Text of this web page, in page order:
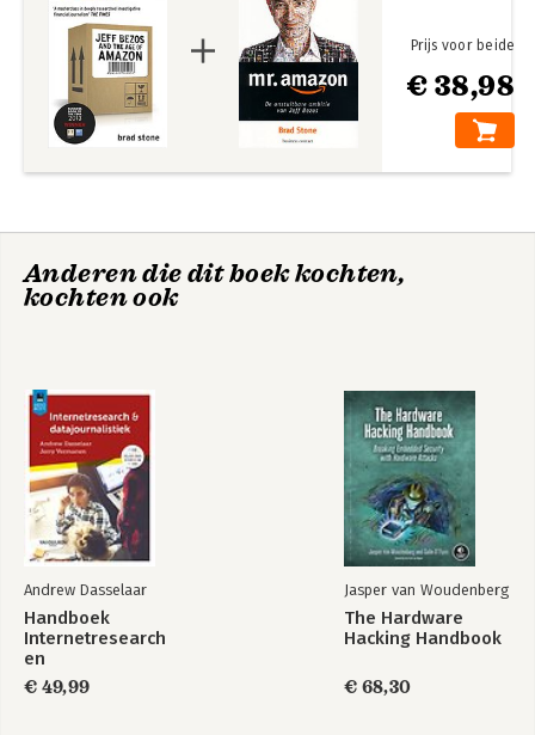
Bekijk alle boeken
Appendix
€ 38,98
Prijs voor beide
Anderen die dit boek kochten,
kochten ook
Andrew Dasselaar
Handboek
Internetresearch
en
datajournalistiek
€ 49,99
Jasper van Woudenberg
The Hardware
Hacking Handbook
€ 68,30